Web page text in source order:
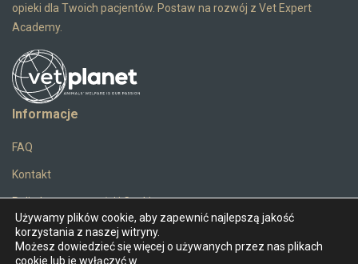
opieki dla Twoich pacjentów. Postaw na rozwój z Vet Expert
Academy.
Informacje
FAQ
Kontakt
Polityka prywatności i Cookies
Ochrona danych osobowych
Regulamin Platformy VET EXPERT ACADEMY
Używamy plików cookie, aby zapewnić najlepszą jakość
korzystania z naszej witryny.
Możesz dowiedzieć się więcej o używanych przez nas plikach
cookie lub je wyłączyć w